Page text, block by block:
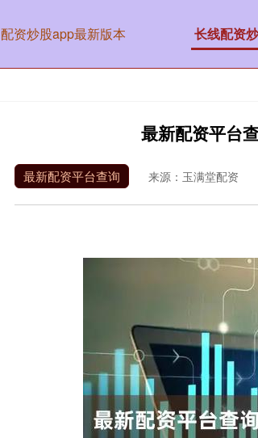
配资炒股app最新版本 长线配资
最新配资平台
最新配资平台查询 来源：玉满堂配资